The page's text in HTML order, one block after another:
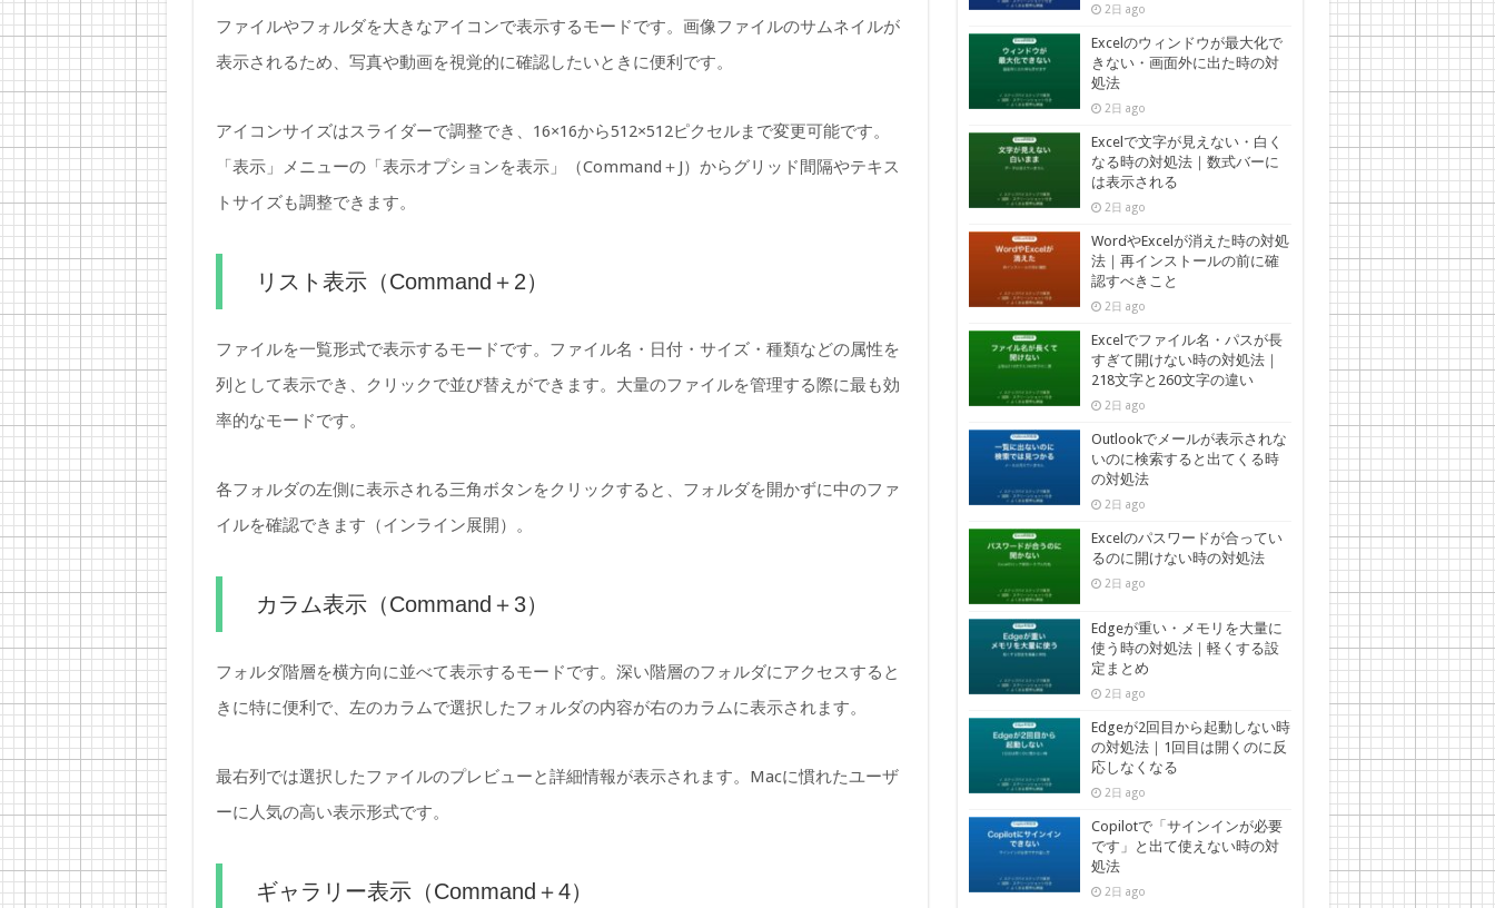
ファイルやフォルダを大きなアイコンで表示するモードです。画像ファイルのサムネイルが
表示されるため、写真や動画を視覚的に確認したいときに便利です。
アイコンサイズはスライダーで調整でき、16×16から512×512ピクセルまで変更可能です。
「表示」メニューの「表示オプションを表示」（Command＋J）からグリッド間隔やテキス
トサイズも調整できます。
リスト表示（Command＋2）
ファイルを一覧形式で表示するモードです。ファイル名・日付・サイズ・種類などの属性を
列として表示でき、クリックで並び替えができます。大量のファイルを管理する際に最も効
率的なモードです。
各フォルダの左側に表示される三角ボタンをクリックすると、フォルダを開かずに中のファ
イルを確認できます（インライン展開）。
カラム表示（Command＋3）
フォルダ階層を横方向に並べて表示するモードです。深い階層のフォルダにアクセスすると
きに特に便利で、左のカラムで選択したフォルダの内容が右のカラムに表示されます。
最右列では選択したファイルのプレビューと詳細情報が表示されます。Macに慣れたユーザ
ーに人気の高い表示形式です。
ギャラリー表示（Command＋4）
2日 ago
Excelのウィンドウが最大化で
きない・画面外に出た時の対
処法
2日 ago
Excelで文字が見えない・白く
なる時の対処法｜数式バーに
は表示される
2日 ago
WordやExcelが消えた時の対処
法｜再インストールの前に確
認すべきこと
2日 ago
Excelでファイル名・パスが長
すぎて開けない時の対処法｜
218文字と260文字の違い
2日 ago
Outlookでメールが表示されな
いのに検索すると出てくる時
の対処法
2日 ago
Excelのパスワードが合ってい
るのに開けない時の対処法
2日 ago
Edgeが重い・メモリを大量に
使う時の対処法｜軽くする設
定まとめ
2日 ago
Edgeが2回目から起動しない時
の対処法｜1回目は開くのに反
応しなくなる
2日 ago
Copilotで「サインインが必要
です」と出て使えない時の対
処法
2日 ago